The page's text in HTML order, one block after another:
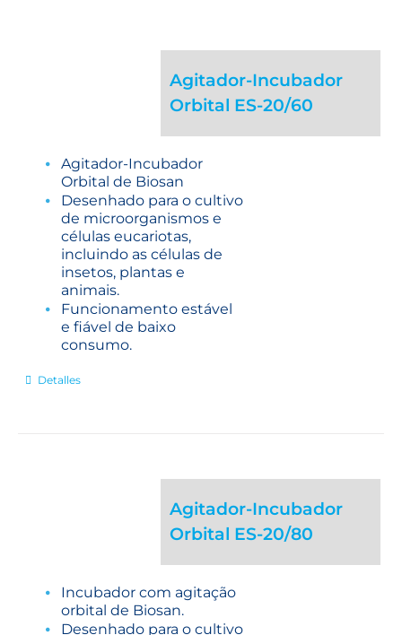
Agitador-Incubador
Orbital ES-20/60
Agitador-Incubador
Orbital de Biosan
Desenhado para o cultivo
de microorganismos e
células eucariotas,
incluindo as células de
insetos, plantas e
animais.
Funcionamento estável
e fiável de baixo
consumo.
Detalles
Agitador-Incubador
Orbital ES-20/80
Incubador com agitação
orbital de Biosan.
Desenhado para o cultivo